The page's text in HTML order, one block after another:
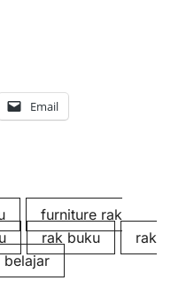
Email
furniture rak
rak buku
rak
belajar